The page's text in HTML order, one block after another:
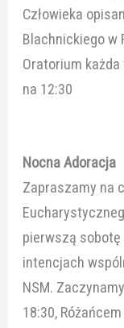
Człowieka
Blachnickiego w
Oratorium
na 12:30
Nocna Adoracja
Zapraszamy na
pierwszą
intencjach
NSM.
18:30,